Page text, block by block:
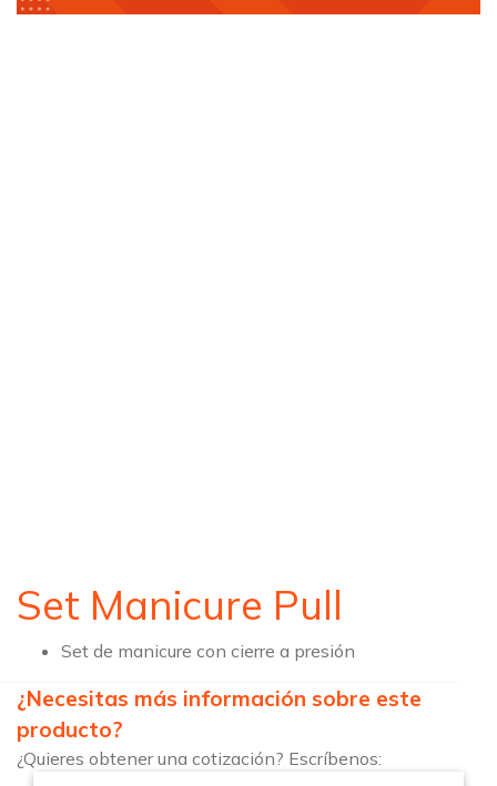
Set Manicure Pull
Set de manicure con cierre a presión
¿Necesitas más información sobre este
producto?
¿Quieres obtener una cotización? Escríbenos: